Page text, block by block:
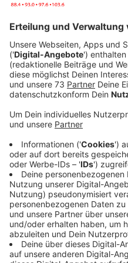
Spezielle Luftfilter
Anzeige
Eine sehr gute Idee hatte
spezielle Luftfilter
ansaugen, über die sich
Firmensprecher Daniel
Anzeige
Tolle Corona Ideen -